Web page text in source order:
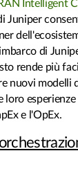
RAN Intelligent
Juniper
di
rende più
nuovi modelli
loro
e l'OpEx.